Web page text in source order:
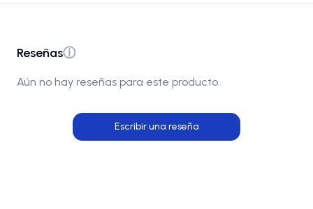
Reseñasⓘ
Aún no hay reseñas para este producto.
Escribir una reseña